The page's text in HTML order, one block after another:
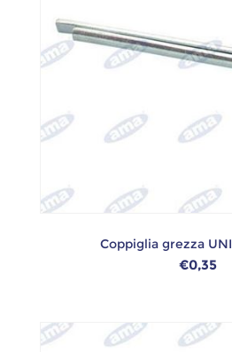
Coppiglia grezza UNI
€0,35